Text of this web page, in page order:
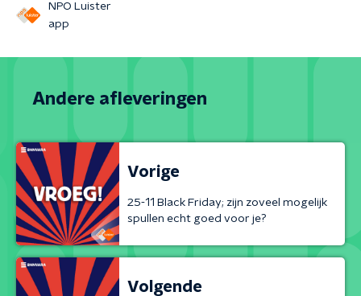
NPO Luister
app
Andere afleveringen
Vorige
25-11 Black Friday; zijn zoveel mogelijk
spullen echt goed voor je?
Volgende